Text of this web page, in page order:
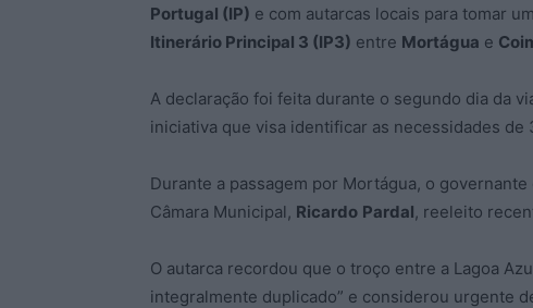
Portugal (IP) e com autarcas locais para tomar
Itinerário Principal 3 (IP3) entre Mortágua e
A declaração foi feita durante o segundo dia da
iniciativa que visa identificar as necessidades de
Durante a passagem por Mortágua, o
Câmara Municipal, Ricardo Pardal, reeleito
O autarca recordou que o troço entre a Lagoa
integralmente duplicado” e considerou urgente